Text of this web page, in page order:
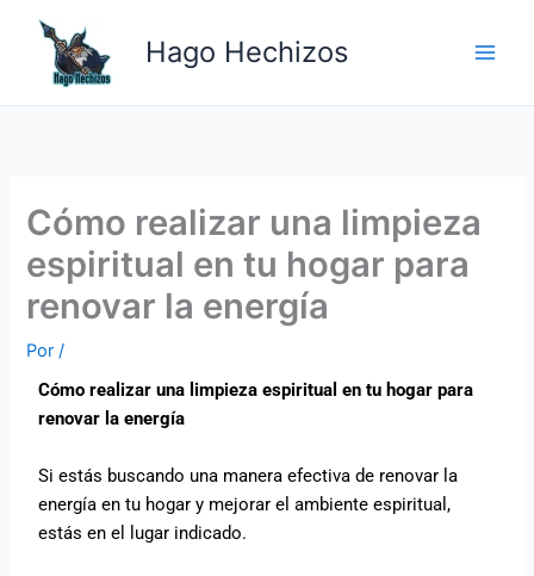
contenido
Hago Hechizos
Cómo realizar una limpieza
espiritual en tu hogar para
renovar la energía
Por/
Cómo realizar una limpieza espiritual en tu hogar para
renovar la energía
Si estás buscando una manera efectiva de renovar la
energía en tu hogar y mejorar el ambiente espiritual,
estás en el lugar indicado.